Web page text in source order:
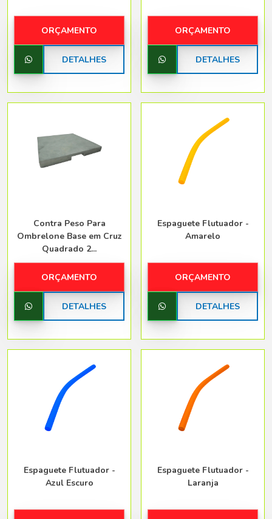
ORÇAMENTO
DETALHES
ORÇAMENTO
DETALHES
Contra Peso Para
Ombrelone Base em Cruz
Quadrado 2...
ORÇAMENTO
DETALHES
Espaguete Flutuador -
Amarelo
ORÇAMENTO
DETALHES
Espaguete Flutuador -
Azul Escuro
Espaguete Flutuador -
Laranja